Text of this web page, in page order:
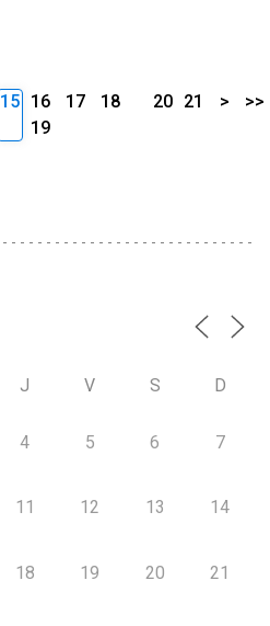
15 16 17
18
19
20 21 > >>
J V S D
4 5 6 7
11 12 13 14
18 19 20 21